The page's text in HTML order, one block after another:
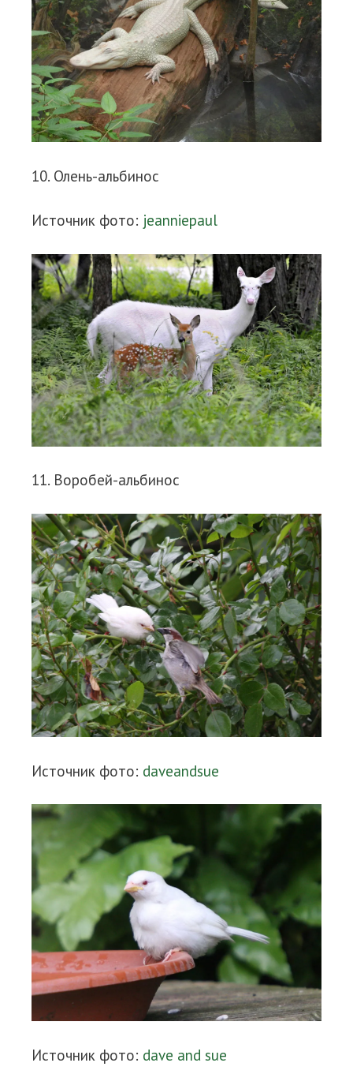
10. Олень-альбинос
Источник фото: jeanniepaul
11. Воробей-альбинос
Источник фото: daveandsue
Источник фото: dave and sue